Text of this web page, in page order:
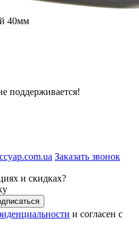
40мм
поддерживается!
Заказать звонок
и скидках?
и согласен с